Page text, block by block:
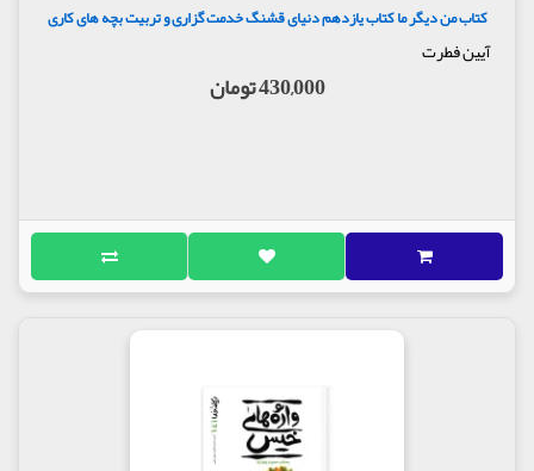
کتاب من دیگر ما کتاب یازدهم دنیای قشنگ خدمت گزاری و تربیت بچه های کاری
آیین فطرت
430,000 تومان